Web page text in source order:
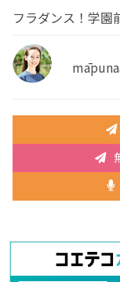
フラダンス！学園